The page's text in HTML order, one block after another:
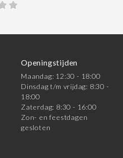
Openingstijden
Maandag: 12:30 - 18:00
Dinsdag t/m vrijdag: 8:30 -
18:00
Zaterdag: 8:30 - 16:00
Zon- en feestdagen
gesloten